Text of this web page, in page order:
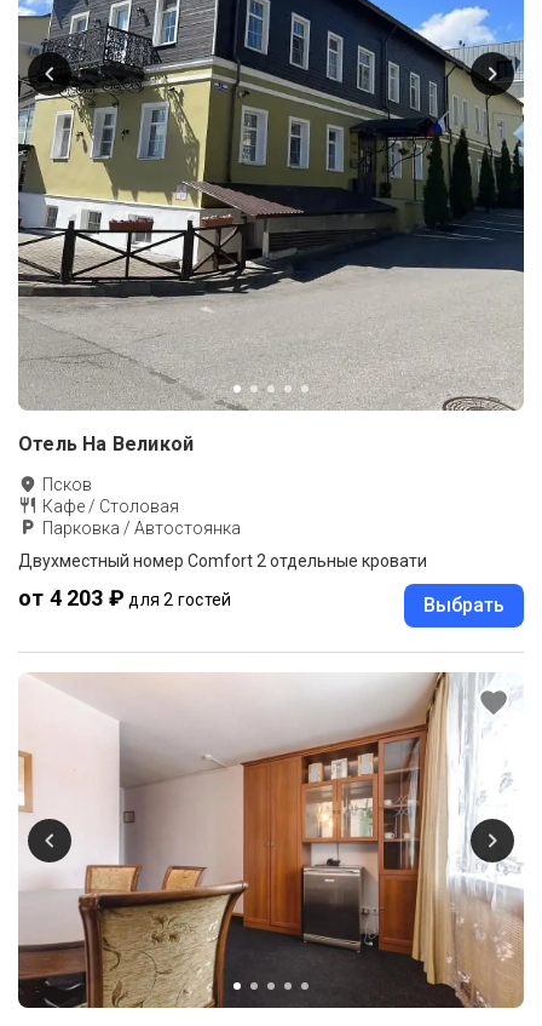
Отель На Великой
Псков
Кафе / Столовая
Парковка / Автостоянка
Двухместный номер Comfort 2 отдельные кровати
от 4 203 ₽ для 2 гостей Выбрать